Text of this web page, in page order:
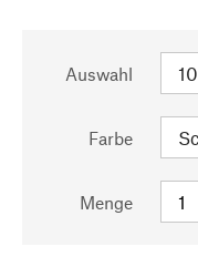
Auswahl
Farbe
Menge